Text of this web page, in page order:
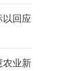
以回应
农业新